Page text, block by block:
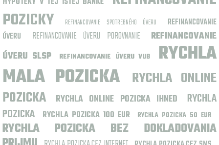
POZICKY
REFINANCOVANIE SPOTREBNÉHO ÚVERU
REFINANCOVANIE
ÚVERU
REFINANCOVANIE ÚVERU POROVNANIE
REFINANCOVANIE
ÚVERU SLSP
REFINANCOVANIE ÚVERU VUB
RYCHLA
MALA POZICKA
RYCHLA ONLINE
POZICKA
RYCHLA ONLINE POZICKA IHNED
RYCHLA
POZICKA
RYCHLA POZICKA 100 EUR RYCHLA POZICKA 50 EUR
RYCHLA POZICKA BEZ DOKLADOVANIA